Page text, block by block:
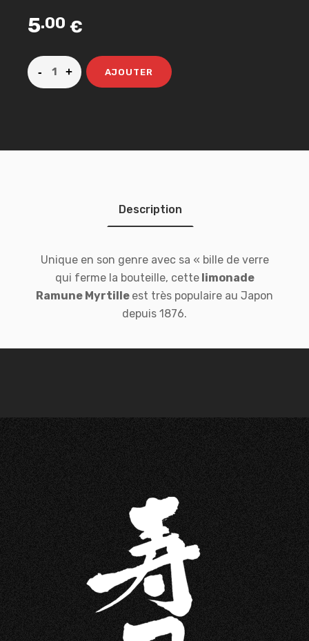
5.00 €
AJOUTER
Description
Unique en son genre avec sa « bille de verre
qui ferme la bouteille, cettelimonade
Ramune Myrtille est très populaire au Japon
depuis 1876.